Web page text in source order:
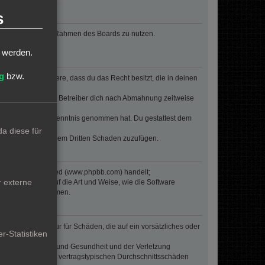
Beitrag im Rahmen des Boards zu nutzen.
insbesondere, dass du das Recht besitzt, die in deinen
kann der Betreiber dich nach Abmahnung zeitweise
er nicht zur Kenntnis genommen hat. Du gestattest dem
oder einem Dritten Schaden zuzufügen.
von phpBB Limited (www.phpbb.com) handelt;
Einfluss auf die Art und Weise, wie die Software
Einfluss nehmen.
nur für Schäden, die auf ein vorsätzliches oder
Leben, Körper und Gesundheit und der Verletzung
nach auf die vertragstypischen Durchschnittsschäden
bzw.
diese für
externe
Statistiken